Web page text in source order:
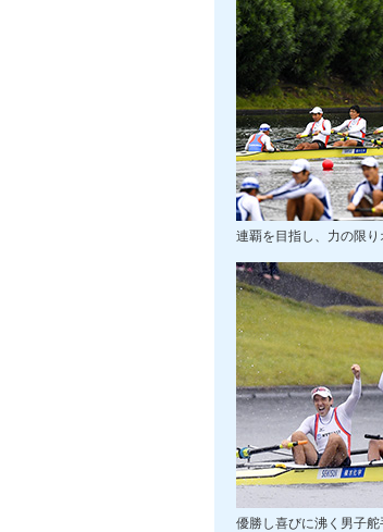
連覇を目指し、力の限
優勝し喜びに沸く男子